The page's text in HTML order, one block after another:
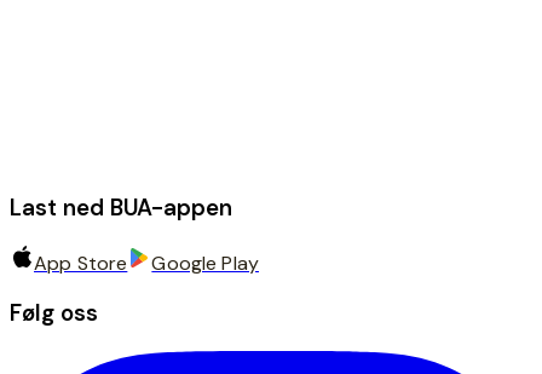
Last ned BUA-appen
App Store Google Play
Følg oss